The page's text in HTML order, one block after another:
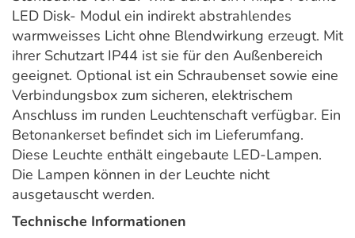
LED Disk- Modul ein indirekt abstrahlendes
warmweisses Licht ohne Blendwirkung erzeugt. Mit
ihrer Schutzart IP44 ist sie für den Außenbereich
geeignet. Optional ist ein Schraubenset sowie eine
Verbindungsbox zum sicheren, elektrischem
Anschluss im runden Leuchtenschaft verfügbar. Ein
Betonankerset befindet sich im Lieferumfang.
Diese Leuchte enthält eingebaute LED-Lampen.
Die Lampen können in der Leuchte nicht
ausgetauscht werden.
Technische Informationen